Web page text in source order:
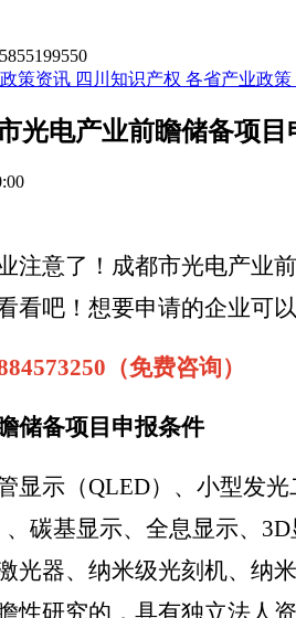
策资讯 四川知识产权 各省产业政策
光电产业前瞻储备项
注意了！成都市光电产业
看吧！想要申请的企业可
（免费咨询）
储备项目申报条件
显示（QLED）、小型发
碳基显示、全息显示、
光器、纳米级光刻机、纳
性研究的，具有独立法人